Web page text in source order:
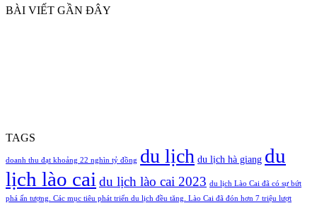
BÀI VIẾT GẦN ĐÂY
TAGS
doanh thu đạt khoảng 22 nghìn tỷ đồng du lịch du lịch hà giang du
lịch lào cai du lịch lào cai 2023 du lịch Lào Cai đã có sự bứt
phá ấn tượng. Các mục tiêu phát triển du lịch đều tăng. Lào Cai đã đón hơn 7 triệu lượt